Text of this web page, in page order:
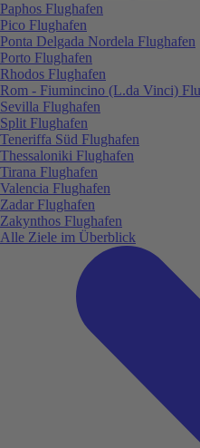
Paphos Flughafen
Pico Flughafen
Ponta Delgada Nordela Flughafen
Porto Flughafen
Rhodos Flughafen
Rom - Fiumincino (L.da Vinci)
Sevilla Flughafen
Split Flughafen
Teneriffa Süd Flughafen
Thessaloniki Flughafen
Tirana Flughafen
Valencia Flughafen
Zadar Flughafen
Zakynthos Flughafen
Alle Ziele im Überblick